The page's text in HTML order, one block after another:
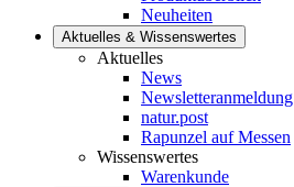
Neuheiten
Aktuelles & Wissenswertes
Aktuelles
News
Newsletteranmeldung
natur.post
Rapunzel auf Messen
Wissenswertes
Warenkunde